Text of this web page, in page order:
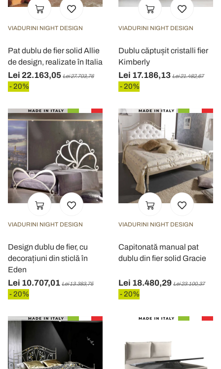
VIADURINI NIGHT DESIGN
Pat dublu de fier solid Allie
de design, realizate în Italia
Lei 22.163,05 Lei 27.703,76
- 20%
VIADURINI NIGHT DESIGN
Dublu căptușit cristalli fier
Kimberly
Lei 17.186,13 Lei 21.482,67
- 20%
VIADURINI NIGHT DESIGN
Design dublu de fier, cu
decorațiuni din sticlă în
Eden
Lei 10.707,01 Lei 13.383,75
- 20%
VIADURINI NIGHT DESIGN
Capitonată manual pat
dublu din fier solid Gracie
Lei 18.480,29 Lei 23.100,37
- 20%